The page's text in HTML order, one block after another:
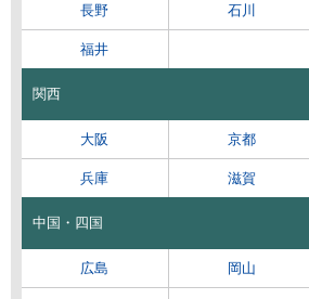
長野 石川
福井
関西
大阪 京都
兵庫 滋賀
中国・四国
広島 岡山